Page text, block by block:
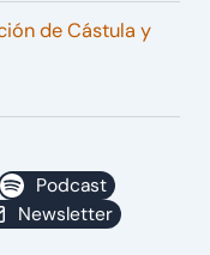
de Cástula y
Podcast
Newsletter